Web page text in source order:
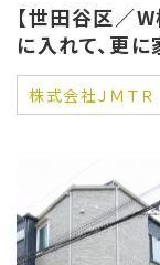
【世田谷区／
に入れて、更
株式会社ＪＭＴＲ